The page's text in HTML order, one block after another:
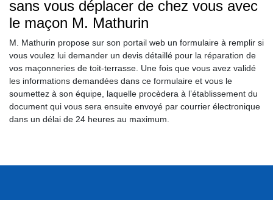
sans vous déplacer de chez vous avec
le maçon M. Mathurin
M. Mathurin propose sur son portail web un formulaire à remplir si
vous voulez lui demander un devis détaillé pour la réparation de
vos maçonneries de toit-terrasse. Une fois que vous avez validé
les informations demandées dans ce formulaire et vous le
soumettez à son équipe, laquelle procèdera à l’établissement du
document qui vous sera ensuite envoyé par courrier électronique
dans un délai de 24 heures au maximum.